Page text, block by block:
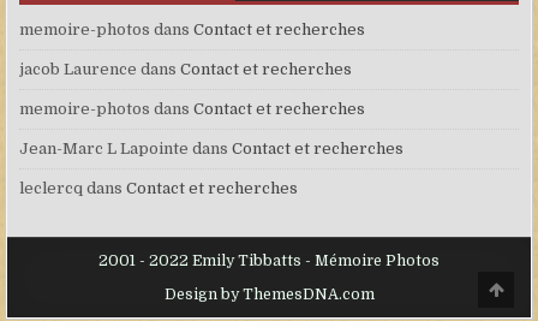
memoire-photos dansContact et recherches
jacob Laurence dansContact et recherches
memoire-photos dansContact et recherches
Jean-Marc L Lapointe dansContact et recherches
leclercq dansContact et recherches
2001 - 2022 Emily Tibbatts - Mémoire Photos
Design by ThemesDNA.com